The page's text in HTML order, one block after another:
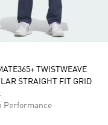
TWISTWEAVE
STRAIGHT FIT GRID
Performance